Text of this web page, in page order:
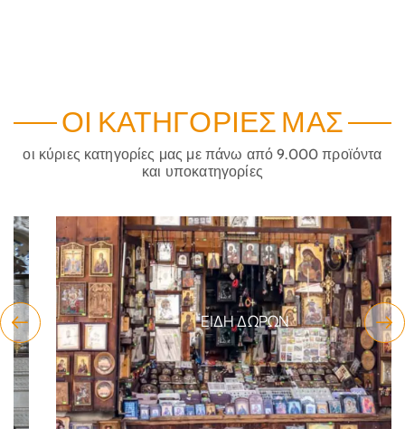
ΟΙ ΚΑΤΗΓΟΡΊΕΣ ΜΑΣ
οι κύριες κατηγορίες μας με πάνω από 9.000 προϊόντα
και υποκατηγορίες
ΕΊΔΗ ΔΏΡΩΝ